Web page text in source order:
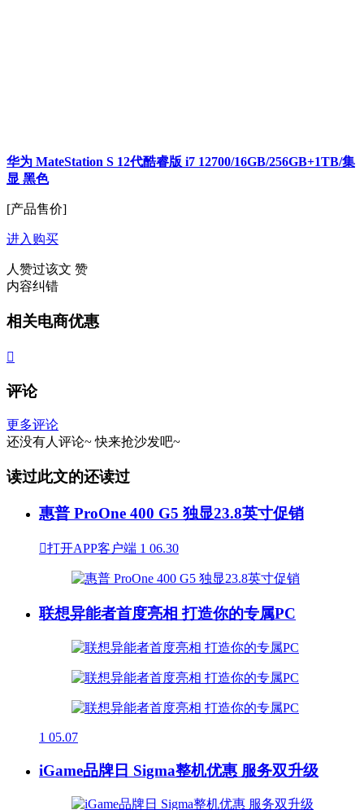
华为 MateStation S 12代酷睿版 i7 12700/16GB/256GB+1TB/集
显 黑色
[产品售价]
进入购买
人赞过该文 赞
内容纠错
相关电商优惠

评论
更多评论
还没有人评论~ 快来抢沙发吧~
读过此文的还读过
惠普 ProOne 400 G5 独显23.8英寸促销
打开APP客户端 1 06.30
联想异能者首度亮相 打造你的专属PC
1 05.07
iGame品牌日 Sigma整机优惠 服务双升级